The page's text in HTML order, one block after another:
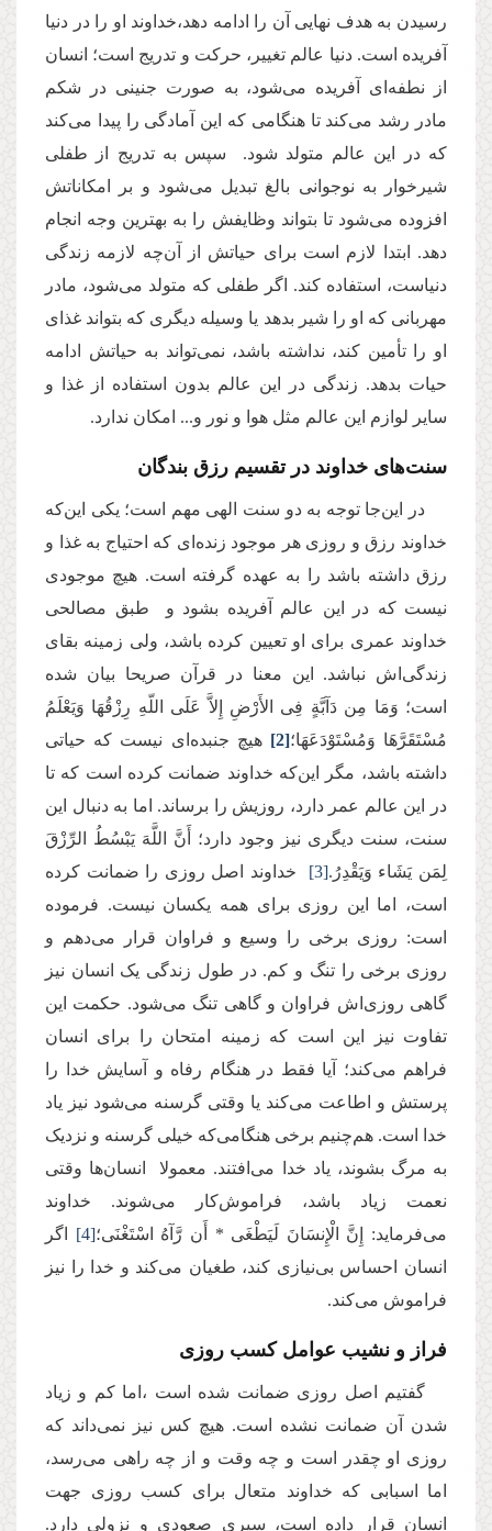
رسیدن به هدف نهایی آن را ادامه دهد،خداوند او را در دنیا
آفریده است. دنیا عالم تغییر، حرکت و تدریج است؛ انسان
از نطفه‌ای آفریده می‌شود، به صورت جنینی در شکم
مادر رشد می‌کند تا هنگامی که این آمادگی را پیدا می‌کند
که در این عالم متولد شود. سپس به تدریج از طفلی
شیرخوار به نوجوانی بالغ تبدیل می‌شود و بر امکاناتش
افزوده می‌شود تا بتواند وظایفش را به بهترین وجه انجام
دهد. ابتدا لازم است برای حیاتش از آن‌چه لازمه زندگی
دنیاست، استفاده کند. اگر طفلی که متولد می‌شود، مادر
مهربانی که او را شیر بدهد یا وسیله دیگری که بتواند غذای
او را تأمین کند، نداشته باشد، نمی‌تواند به حیاتش ادامه
حیات بدهد. زندگی در این عالم بدون استفاده از غذا و
سایر لوازم این عالم مثل هوا و نور و... امکان ندارد.
سنت‌های خداوند در تقسیم رزق بندگان
در این‌جا توجه به دو سنت الهی مهم است؛ یکی این‌که
خداوند رزق و روزی هر موجود زنده‌ای که احتیاج به غذا و
رزق داشته باشد را به عهده گرفته است. هیچ موجودی
نیست که در این عالم آفریده بشود و طبق مصالحی
خداوند عمری برای او تعیین کرده باشد، ولی زمینه بقای
زندگی‌اش نباشد. این معنا در قرآن صریحا بیان شده
است؛ وَمَا مِن دَآبَّةٍ فِی الأَرْضِ إِلاَّ عَلَى اللّهِ رِزْقُهَا وَیَعْلَمُ
مُسْتَقَرَّهَا وَمُسْتَوْدَعَهَا؛[2] هیچ جنبده‌ای نیست که حیاتی
داشته باشد، مگر این‌که خداوند ضمانت کرده است که تا
در این عالم عمر دارد، روزیش را برساند. اما به دنبال این
سنت، سنت دیگری نیز وجود دارد؛ أَنَّ اللَّهَ یَبْسُطُ الرِّزْقَ
لِمَن یَشَاء وَیَقْدِرُ.[3] خداوند اصل روزی را ضمانت کرده
است، اما این روزی برای همه یکسان نیست. فرموده
است: روزی برخی را وسیع و فراوان قرار می‌دهم و
روزی برخی را تنگ و کم. در طول زندگی یک انسان نیز
گاهی روزی‌اش فراوان و گاهی تنگ می‌شود. حکمت این
تفاوت نیز این است که زمینه امتحان را برای انسان
فراهم می‌کند؛ آیا فقط در هنگام رفاه و آسایش خدا را
پرستش و اطاعت می‌کند یا وقتی گرسنه می‌شود نیز یاد
خدا است. هم‌چنیم برخی هنگامی‌که خیلی گرسنه و نزدیک
به مرگ بشوند، یاد خدا می‌افتند. معمولا انسان‌ها وقتی
نعمت زیاد باشد، فراموش‌کار می‌شوند. خداوند
می‌فرماید: إِنَّ الْإِنسَانَ لَیَطْغَى * أَن رَّآهُ اسْتَغْنَى؛[4] اگر
انسان احساس بی‌نیازی کند، طغیان می‌کند و خدا را نیز
فراموش می‌کند.
فراز و نشیب عوامل کسب روزی
گفتیم اصل روزی ضمانت شده است ،اما کم و زیاد
شدن آن ضمانت نشده است. هیچ کس نیز نمی‌داند که
روزی او چقدر است و چه وقت و از چه راهی می‌رسد،
اما اسبابی که خداوند متعال برای کسب روزی جهت
انسان قرار داده است، سیری صعودی و نزولی دارد.